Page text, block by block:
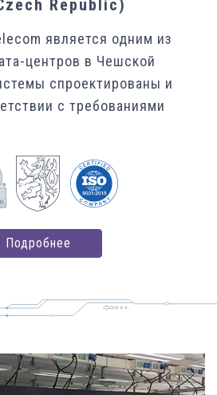
Republic)
является одним из
центров в Чешской
спроектированы и
с требованиями
Подробнее